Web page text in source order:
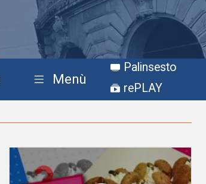
Menù
Palinsesto
rePLAY